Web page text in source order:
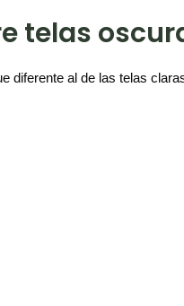
telas
diferente al de las telas